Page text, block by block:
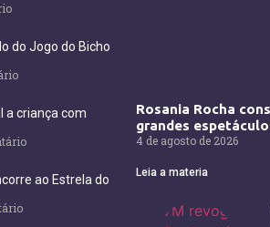
do Jogo do Bicho
a criança com
ao Estrela do
Rosania Rocha
grandes
4 de agosto de 2026
Leia a materia